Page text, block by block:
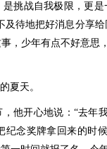
挑战自我极限，更是
待地把好消息分享给
，少年有点不好意思
夏天。
他开心地说：“去年
纪念奖牌拿回来的时